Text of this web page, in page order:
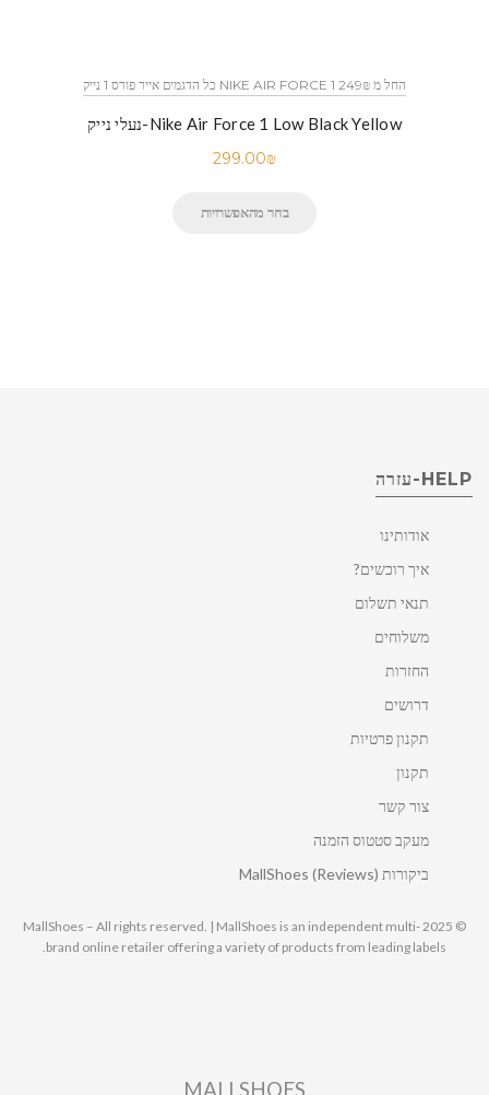
כל הדגמים אייר פורס 1 נייק NIKE AIR FORCE 1 החל מ 249₪
נעלי נייק-Nike Air Force 1 Low Black Yellow
299.00₪
בחר מהאפשרויות
HELP-עזרה
אודותינו
איך רוכשים?
תנאי תשלום
משלוחים
החזרות
דרושים
תקנון פרטיות
תקנון
צור קשר
מעקב סטטוס הזמנה
ביקורות MallShoes (Reviews)
© 2025 MallShoes – All rights reserved. | MallShoes is an independent multi-
brand online retailer offering a variety of products from leading labels.
MALLSHOES